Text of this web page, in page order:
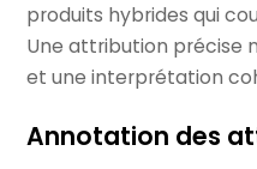
produits hybrides qui
Une attribution précise
et une interprétation
Annotation des